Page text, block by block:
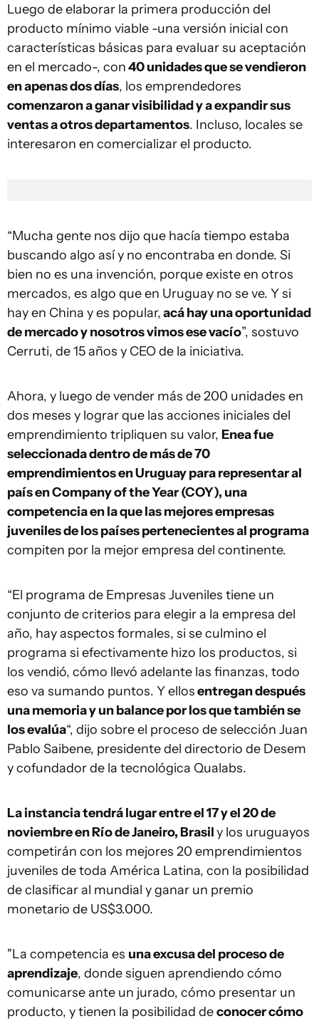
Luego de elaborar la primera producción del
producto mínimo viable -una versión inicial con
características básicas para evaluar su aceptación
en el mercado-, con40 unidades que se vendieron
en apenas dos días, los emprendedores
comenzaron a ganar visibilidad y a expandir sus
ventas a otros departamentos. Incluso, locales se
interesaron en comercializar el producto.
“Mucha gente nos dijo que hacía tiempo estaba
buscando algo así y no encontraba en donde. Si
bien no es una invención, porque existe en otros
mercados, es algo que en Uruguay no se ve. Y si
hay en China y es popular,acá hay una oportunidad
de mercado y nosotros vimos ese vacío”, sostuvo
Cerruti, de 15 años y CEO de la iniciativa.
Ahora, y luego de vender más de 200 unidades en
dos meses y lograr que las acciones iniciales del
emprendimiento tripliquen su valor, Enea fue
seleccionadadentro de más de 70
emprendimientos en Uruguay para representar al
país en Company of the Year (COY), una
competencia en la que las mejores empresas
juveniles de los países pertenecientes al programa
compiten por la mejor empresa del continente.
“El programa de Empresas Juveniles tiene un
conjunto de criterios para elegir a la empresa del
año, hay aspectos formales, si se culmino el
programa si efectivamente hizo los productos, si
los vendió, cómo llevó adelante las finanzas, todo
eso va sumando puntos. Y ellosentregan después
una memoria y un balance por los que también se
los evalúa“, dijo sobre el proceso de selección Juan
Pablo Saibene, presidente del directorio de Desem
y cofundador de la tecnológica Qualabs.
La instancia tendrá lugar entre el 17 y el 20 de
noviembre en Río de Janeiro, Brasily los uruguayos
competirán con los mejores 20 emprendimientos
juveniles de toda América Latina, con la posibilidad
de clasificar al mundial y ganar un premio
monetario de US$3.000.
"La competencia es una excusa del proceso de
aprendizaje, donde siguen aprendiendo cómo
comunicarse ante un jurado, cómo presentar un
producto, y tienen la posibilidad deconocer cómo